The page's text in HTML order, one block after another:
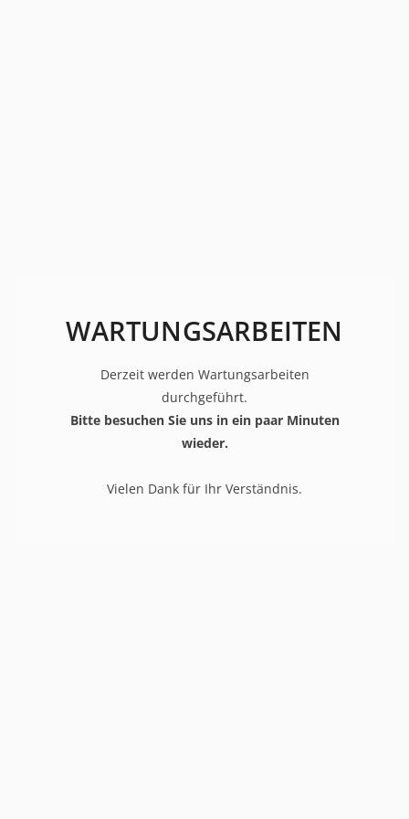
WARTUNGSARBEITEN
Derzeit werden Wartungsarbeiten
durchgeführt.
Bitte besuchen Sie uns in ein paar Minuten
wieder.
Vielen Dank für Ihr Verständnis.